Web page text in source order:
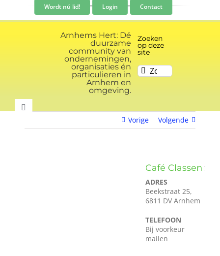
inhoud
Wordt nú lid! Login Contact
Arnhems Hert: Dé
duurzame
community van
ondernemingen,
organisaties én
particulieren in
Arnhem en
omgeving.
Zoeken
op deze
site
Zoeken
naar:
Toggle
Community
Vorige Volgende
Café Classen
ADRES
Beekstraat 25,
6811 DV Arnhem
TELEFOON
Bij voorkeur
mailen